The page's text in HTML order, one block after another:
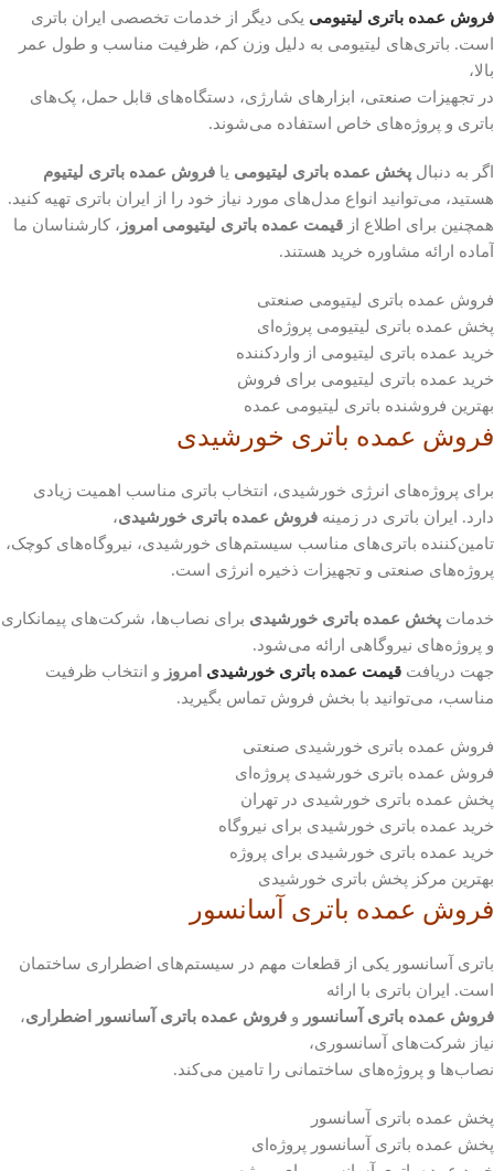
فروش عمده باتری لیتیومی یکی دیگر از خدمات تخصصی ایران باتری
است. باتری‌های لیتیومی به دلیل وزن کم، ظرفیت مناسب و طول عمر
بالا،
در تجهیزات صنعتی، ابزارهای شارژی، دستگاه‌های قابل حمل، پک‌های
باتری و پروژه‌های خاص استفاده می‌شوند.
اگر به دنبال پخش عمده باتری لیتیومی یا فروش عمده باتری لیتیوم
هستید، می‌توانید انواع مدل‌های مورد نیاز خود را از ایران باتری تهیه کنید.
همچنین برای اطلاع از قیمت عمده باتری لیتیومی امروز ، کارشناسان ما
آماده ارائه مشاوره خرید هستند.
فروش عمده باتری لیتیومی صنعتی
پخش عمده باتری لیتیومی پروژه‌ای
خرید عمده باتری لیتیومی از واردکننده
خرید عمده باتری لیتیومی برای فروش
بهترین فروشنده باتری لیتیومی عمده
فروش عمده باتری خورشیدی
برای پروژه‌های انرژی خورشیدی، انتخاب باتری مناسب اهمیت زیادی
دارد. ایران باتری در زمینه فروش عمده باتری خورشیدی،
تامین‌کننده باتری‌های مناسب سیستم‌های خورشیدی، نیروگاه‌های کوچک،
پروژه‌های صنعتی و تجهیزات ذخیره انرژی است.
خدمات پخش عمده باتری خورشیدی برای نصاب‌ها، شرکت‌های پیمانکاری
و پروژه‌های نیروگاهی ارائه می‌شود.
جهت دریافت قیمت عمده باتری خورشیدی امروز و انتخاب ظرفیت
مناسب، می‌توانید با بخش فروش تماس بگیرید.
فروش عمده باتری خورشیدی صنعتی
فروش عمده باتری خورشیدی پروژه‌ای
پخش عمده باتری خورشیدی در تهران
خرید عمده باتری خورشیدی برای نیروگاه
خرید عمده باتری خورشیدی برای پروژه
بهترین مرکز پخش باتری خورشیدی
فروش عمده باتری آسانسور
باتری آسانسور یکی از قطعات مهم در سیستم‌های اضطراری ساختمان
است. ایران باتری با ارائه
فروش عمده باتری آسانسور و فروش عمده باتری آسانسور اضطراری،
نیاز شرکت‌های آسانسوری،
نصاب‌ها و پروژه‌های ساختمانی را تامین می‌کند.
پخش عمده باتری آسانسور
پخش عمده باتری آسانسور پروژه‌ای